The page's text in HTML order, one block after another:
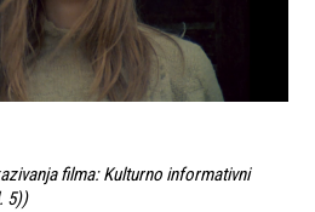
filma: Kulturno informativni
5))